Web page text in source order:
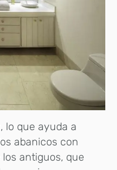
lo que ayuda a
abanicos con
antiguos, que